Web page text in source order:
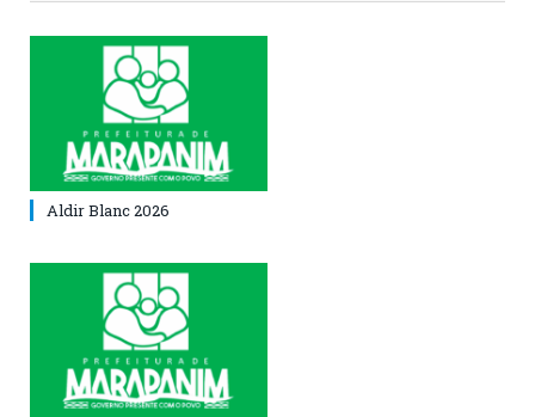
Aldir Blanc 2026